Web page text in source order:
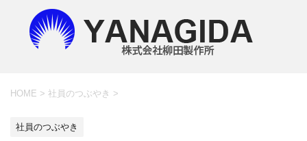
HOME > 社員のつぶやき >
社員のつぶやき